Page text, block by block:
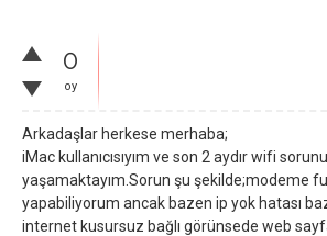
0
oy
Arkadaşlar herkese merhaba;
iMac kullanıcısıyım ve son 2 aydır wifi sorunu
yaşamaktayım.Sorun şu şekilde;modeme
yapabiliyorum ancak bazen ip yok hatası
internet kusursuz bağlı görünsede web